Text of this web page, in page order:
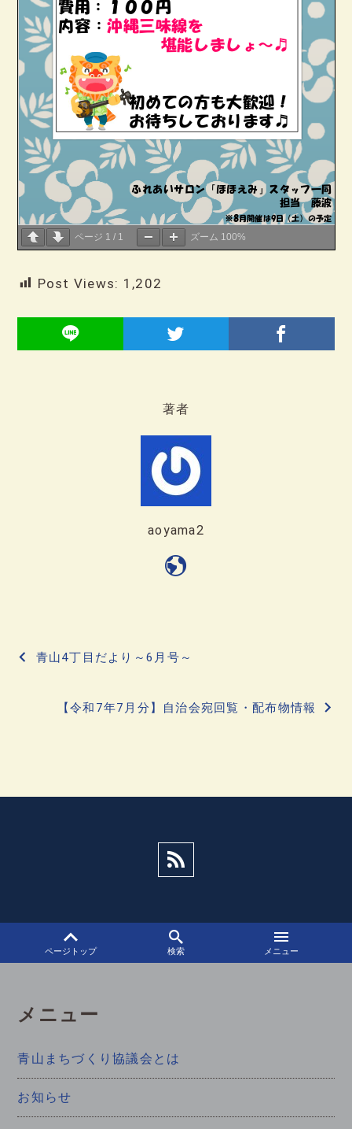
ページ 1 / 1 ズーム 100%
Post Views: 1,202
著者
aoyama2
投
青山4丁目だより～6月号～
【令和7年7月分】自治会宛回覧・配布物情報
ページトップ 検索 メニュー
メニュー
青山まちづくり協議会とは
お知らせ